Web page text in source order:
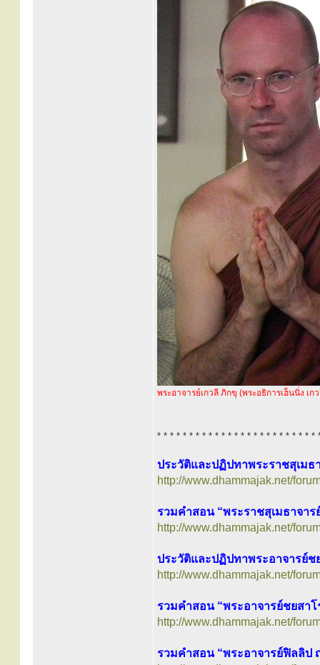
พระอาจารย์เกวลี ภิกขุ (พระอธิการเฮ็นนิ่ง เก
* * * * * * * * * * * * * * * * * * * * * * * * *
ประวัติและปฏิปทาพระราชสุเมธ
http://www.dhammajak.net/
รวมคำสอน “พระราชสุเมธาจาร
http://www.dhammajak.net/
ประวัติและปฏิปทาพระอาจารย์ช
http://www.dhammajak.net/
รวมคำสอน “พระอาจารย์ชยสา
http://www.dhammajak.net/
รวมคำสอน “พระอาจารย์ฟิลลิ